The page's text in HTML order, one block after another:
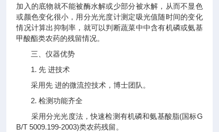
加入的底物就不能被酶水解或少部分被水解，从而不显色
或颜色变化很小，用分光光度计测定吸光值随时间的变化
情况计算出抑制率，就可以判断蔬菜中中含有机磷或氨基
甲酸酯类农药的残留情况。
三、仪器优势
1. 先 进技术
采用先 进的微流控技术，博士团队。
2. 检测功能齐全
采用分光光度法，快速检测有机磷和氨基酸脂(国标G
B/T 5009.199-2003)类农药残留。